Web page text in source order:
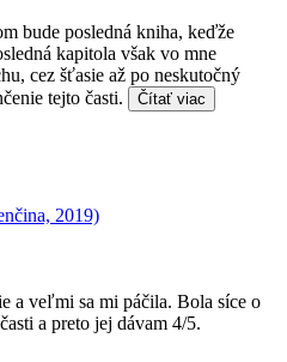
bude posledná kniha, keďže
kapitola však vo mne
cez šťasie až po neskutočný
tejto časti.
Čítať viac
2019)
a veľmi sa mi páčila. Bola síce o
a preto jej dávam 4/5.